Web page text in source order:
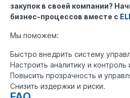
закупок в своей компании?
бизнес-процессов вместе с
Мы поможем:
Быстро внедрить систему
Настроить аналитику и контроль
Повысить прозрачность и
Снизить издержки и риски.